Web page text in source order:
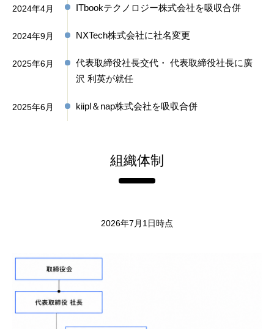
2024年4月 ITbookテクノロジー株式会社を吸収合併
2024年9月 NXTech株式会社に社名変更
2025年6月
代表取締役社長交代・ 代表取締役社長に廣
沢 利英が就任
2025年6月 kiipl＆nap株式会社を吸収合併
組織体制
2026年7月1日時点